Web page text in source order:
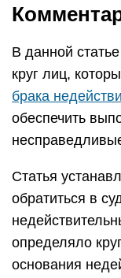
В данной
круг лиц,
брака
обеспечить
Статья
обратиться в
определяло
основания